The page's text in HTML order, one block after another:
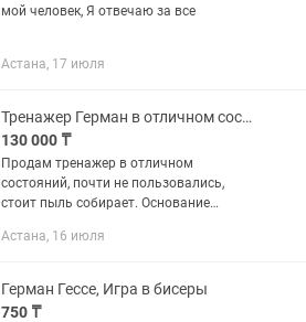
мой человек, Я отвечаю за все
Астана, 17 июля
Тренажер Герман в отличном состоянии.
130 000 ₸
Продам тренажер в отличном
состояний, почти не пользовались,
стоит пыль собирает. Основание
Кунаева 14/2.
Астана, 16 июля
Герман Гессе, Игра в бисеры
750 ₸